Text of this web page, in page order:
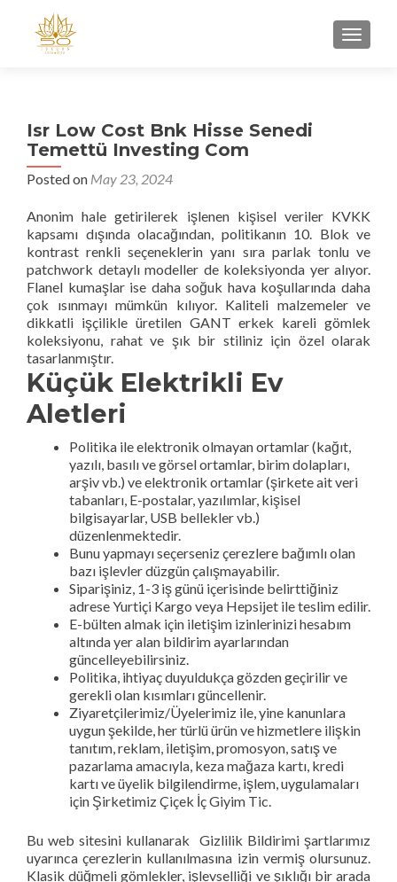
Isr Low Cost Bnk Hisse Senedi
Temettü Investing Com
Posted on May 23, 2024
Anonim hale getirilerek işlenen kişisel veriler KVKK
kapsamı dışında olacağından, politikanın 10. Blok ve
kontrast renkli seçeneklerin yanı sıra parlak tonlu ve
patchwork detaylı modeller de koleksiyonda yer alıyor.
Flanel kumaşlar ise daha soğuk hava koşullarında daha
çok ısınmayı mümkün kılıyor. Kaliteli malzemeler ve
dikkatli işçilikle üretilen GANT erkek kareli gömlek
koleksiyonu, rahat ve şık bir stiliniz için özel olarak
tasarlanmıştır.
Küçük Elektrikli Ev
Aletleri
Politika ile elektronik olmayan ortamlar (kağıt,
yazılı, basılı ve görsel ortamlar, birim dolapları,
arşiv vb.) ve elektronik ortamlar (şirkete ait veri
tabanları, E-postalar, yazılımlar, kişisel
bilgisayarlar, USB bellekler vb.)
düzenlenmektedir.
Bunu yapmayı seçerseniz çerezlere bağımlı olan
bazı işlevler düzgün çalışmayabilir.
Siparişiniz, 1-3 iş günü içerisinde belirttiğiniz
adrese Yurtiçi Kargo veya Hepsijet ile teslim edilir.
E-bülten almak için iletişim izinlerinizi hesabım
altında yer alan bildirim ayarlarından
güncelleyebilirsiniz.
Politika, ihtiyaç duyuldukça gözden geçirilir ve
gerekli olan kısımları güncellenir.
Ziyaretçilerimiz/Üyelerimiz ile, yine kanunlara
uygun şekilde, her türlü ürün ve hizmetlere ilişkin
tanıtım, reklam, iletişim, promosyon, satış ve
pazarlama amacıyla, keza mağaza kartı, kredi
kartı ve üyelik bilgilendirme, işlem, uygulamaları
için Şirketimiz Çiçek İç Giyim Tic.
Bu web sitesini kullanarak Gizlilik Bildirimi şartlarımız
uyarınca çerezlerin kullanılmasına izin vermiş olursunuz.
Klasik düğmeli gömlekler, işlevselliği ve şıklığı bir arada